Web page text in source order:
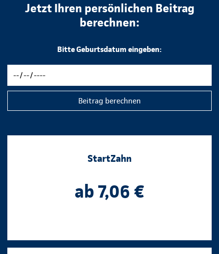
Jetzt Ihren persönlichen Beitrag
berechnen:
Bitte Geburtsdatum eingeben:
Beitrag berechnen
StartZahn
ab 7,06 €